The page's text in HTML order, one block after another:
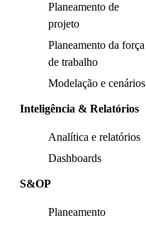
Planeamento de
projeto
Planeamento da força
de trabalho
Modelação e cenários
Inteligência & Relatórios
Analítica e relatórios
Dashboards
S&OP
Planeamento